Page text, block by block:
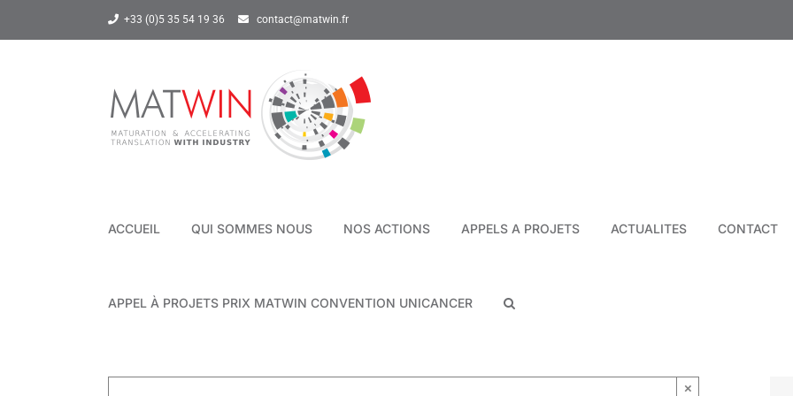
+33 (0)5 35 54 19 36 contact@matwin.fr
ACCUEIL QUI SOMMES NOUS NOS ACTIONS APPELS A PROJETS ACTUALITES CONTACT
APPEL À PROJETS PRIX MATWIN CONVENTION UNICANCER
×